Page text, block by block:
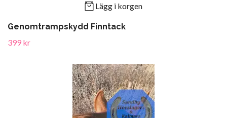
Lägg i korgen
Genomtrampskydd Finntack
399 kr